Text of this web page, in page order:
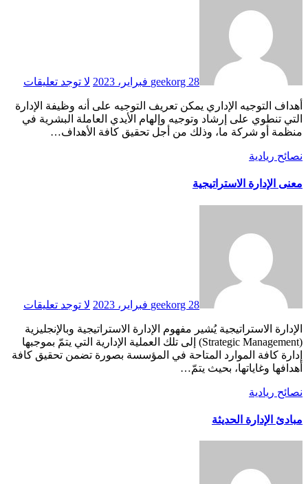
geekorg 28 فبراير، 2023 لا توجد تعليقات
التي تنطوي على إرشاد وتوجيه وإلهام الأيدي العاملة البشرية في
منظمة أو شركة ما، وذلك من أجل تحقيق كافة الأهداف…
نصائح ريادية
معنى الإدارة الاستراتيجية
geekorg 28 فبراير، 2023 لا توجد تعليقات
(Strategic Management) إلى تلك العملية الإدارية التي يتمّ بموجبها
إدارة كافة الموارد المتاحة في المؤسسة بصورة تضمن تحقيق كافة
أهدافها وغاياتها، بحيث يتمّ…
نصائح ريادية
مبادئ الإدارة الحديثة